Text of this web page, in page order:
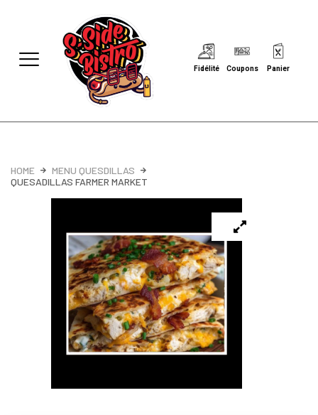
Fidélité Coupons Panier
HOME
MENU QUESDILLAS
QUESADILLAS FARMER MARKET